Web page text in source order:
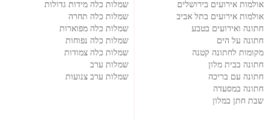
אולמות אירועים בירושלים
אולמות אירועים בתל אביב
חתונה ואירועים בטבע
חתונה על הים
מקומות לחתונה קטנה
חתונה בבית מלון
חתונה עם בריכה
חתונה במסעדה
שבת חתן במלון
שמלות כלה מידות גדולות
שמלות כלה תחרה
שמלות כלה מפוארות
שמלות כלה נפוחות
שמלות כלה צמודות
שמלות ערב
שמלות ערב צנועות